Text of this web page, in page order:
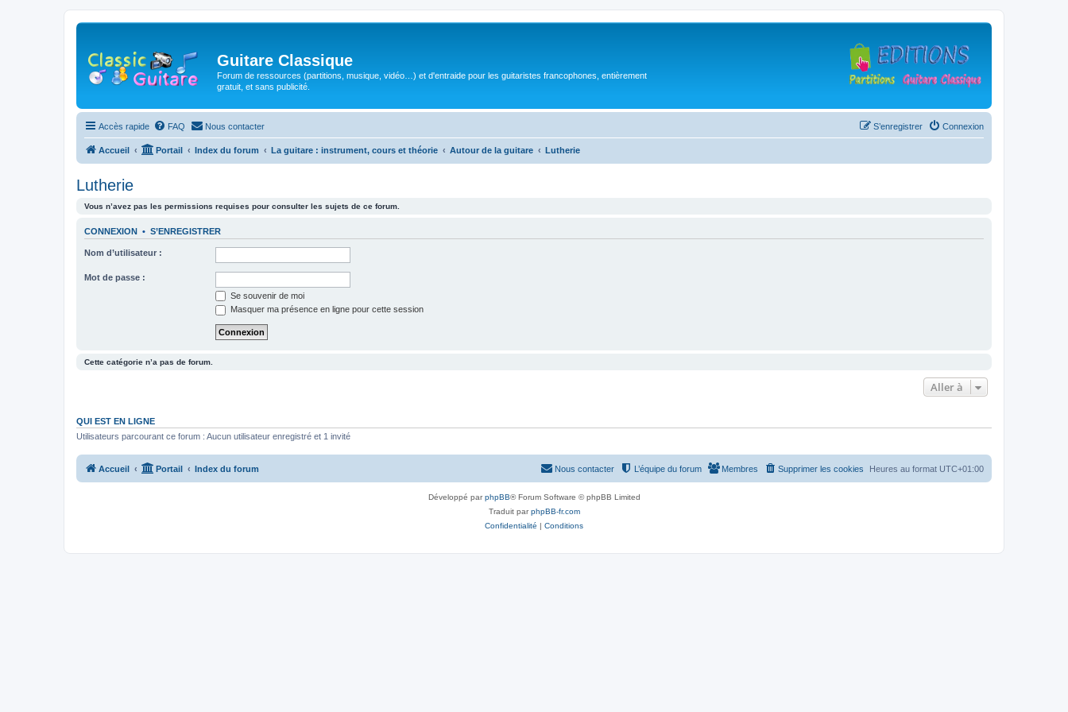
Guitare Classique
Forum de ressources (partitions, musique, vidéo…) et d'entraide pour les guitaristes francophones, entièrement
gratuit, et sans publicité.
Accès rapide FAQ Nous contacter Connexion
S’enregistrer
Accueil Portail Index du forum La guitare : instrument, cours et théorie Autour de la guitare Lutherie
Lutherie
Vous n’avez pas les permissions requises pour consulter les sujets de ce forum.
CONNEXION • S’ENREGISTRER
Nom d’utilisateur :
Mot de passe :
Se souvenir de moi
Masquer ma présence en ligne pour cette session
Cette catégorie n’a pas de forum.
Aller à
QUI EST EN LIGNE
Utilisateurs parcourant ce forum : Aucun utilisateur enregistré et 1 invité
Accueil Portail Index du forum Heures au format UTC+01:00
Supprimer les cookies
Membres
L’équipe du forum
Nous contacter
Développé parphpBB® Forum Software © phpBB Limited
Traduit parphpBB-fr.com
Confidentialité | Conditions